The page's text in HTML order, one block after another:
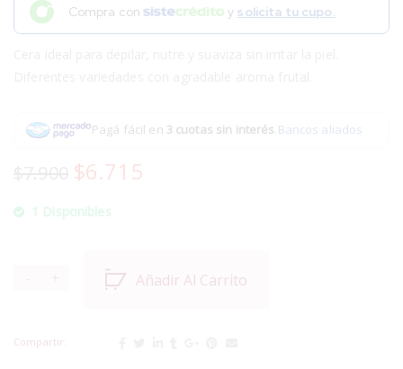
Compra con y solicita tu cupo.
Pagá fácil en 3 cuotas sin interés.Bancos aliados
$6.715
1 Disponibles
Añadir Al Carrito
Compartir: